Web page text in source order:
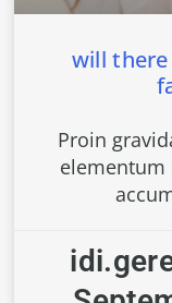
will
Proin
elementum